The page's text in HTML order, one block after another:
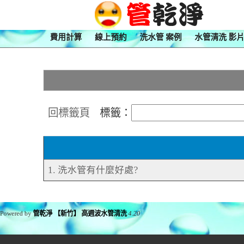
費用計算 線上預約 洗水管 案例 水管清洗 影片
回標籤頁 標籤：
1. 洗水管有什麼好處?
Powered by管乾淨 【新竹】 高週波水管清洗 4.20